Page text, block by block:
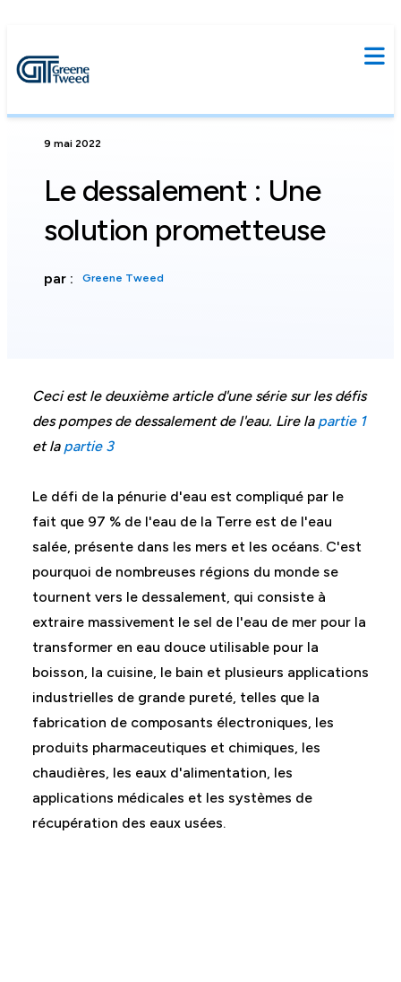
9 mai 2022
Le dessalement : Une
solution prometteuse
par : Greene Tweed
Ceci est le deuxième article d'une série sur les défis
des pompes de dessalement de l'eau. Lire la partie 1
et la partie 3
Le défi de la pénurie d'eau est compliqué par le
fait que 97 % de l'eau de la Terre est de l'eau
salée, présente dans les mers et les océans. C'est
pourquoi de nombreuses régions du monde se
tournent vers le dessalement, qui consiste à
extraire massivement le sel de l'eau de mer pour la
transformer en eau douce utilisable pour la
boisson, la cuisine, le bain et plusieurs applications
industrielles de grande pureté, telles que la
fabrication de composants électroniques, les
produits pharmaceutiques et chimiques, les
chaudières, les eaux d'alimentation, les
applications médicales et les systèmes de
récupération des eaux usées.